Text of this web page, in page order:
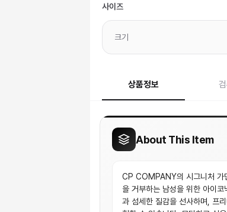
사이즈
크기
상품정보
About This Item
CP COMPANY의 시그니처 가
을 거부하는 남성을 위한 아이
과 섬세한 질감을 선사하며, 프